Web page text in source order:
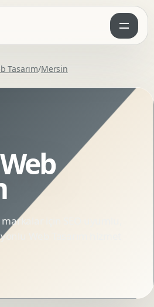
Tasarım/Mersin
için SEO uyumlu,
Web Tasarım hizmet